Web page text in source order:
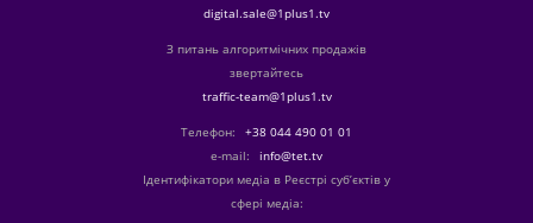
digital.sale@1plus1.tv
З питань алгоритмічних продажів
звертайтесь
traffic-team@1plus1.tv
Телефон:
+38 044 490 01 01
е-mail:
info@tet.tv
Ідентифікатори медіа в Реєстрі суб’єктів у
сфері медіа: